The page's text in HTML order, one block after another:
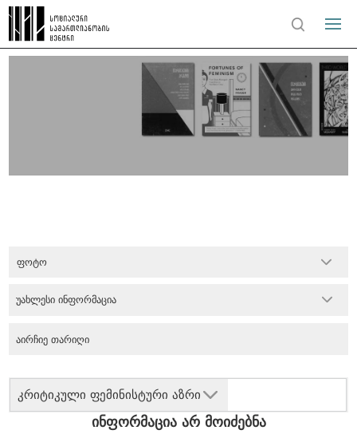
ფოტო
კრიტიკული ფემინისტური აზრი
უახლესი ინფორმაცია
ინფორმაცია არ მოიძებნა